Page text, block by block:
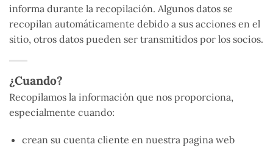
informa durante la recopilación. Algunos datos se
recopilan automáticamente debido a sus acciones en el
sitio, otros datos pueden ser transmitidos por los socios.
¿Cuando?
Recopilamos la información que nos proporciona,
especialmente cuando:
crean su cuenta cliente en nuestra pagina web